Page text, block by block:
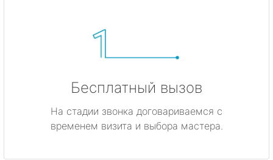
Бесплатный вызов
На стадии звонка договариваемся с
временем визита и выбора мастера.